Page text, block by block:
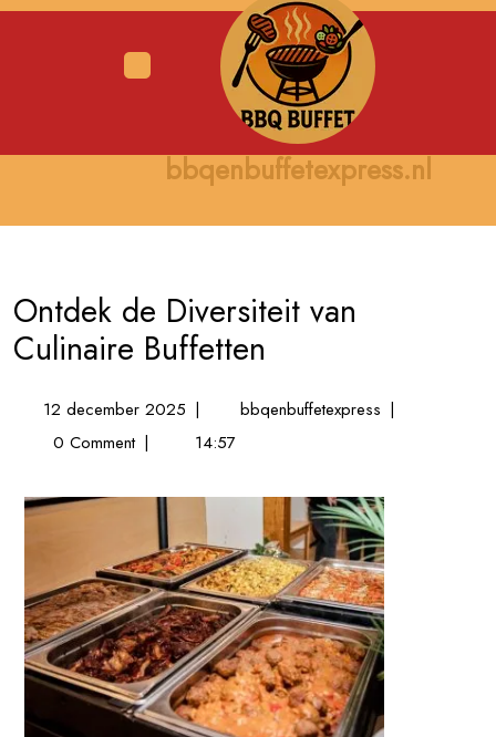
Skip
bbqenbuffetexpress.nl
Ontdek de Diversiteit van
Culinaire Buffetten
12 december 202512
december
| bbqenbuffetexpressOntdek
Culinaire
Buffetten
|
0 Comment | 14:57